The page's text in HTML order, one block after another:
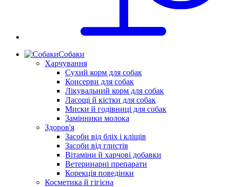
Собаки
Харчування
Сухий корм для собак
Консерви для собак
Лікувальний корм для собак
Ласощі й кістки для собак
Миски й годівниці для собак
Замінники молока
Здоров'я
Засоби від бліх і кліщів
Засоби від глистів
Вітаміни й харчові добавки
Ветеринарні препарати
Корекція поведінки
Косметика й гігієна